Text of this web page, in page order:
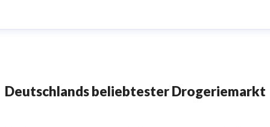
Deutschlands beliebtester Drogeriemarkt